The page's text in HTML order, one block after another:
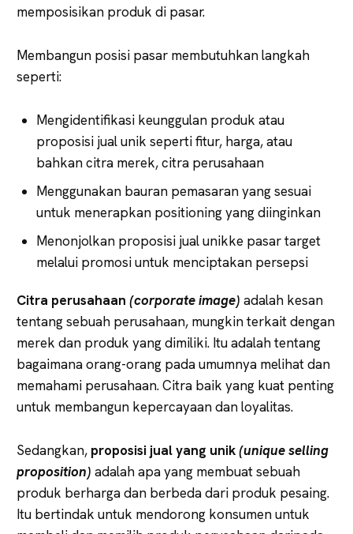
memposisikan produk di pasar.
Membangun posisi pasar membutuhkan langkah
seperti:
Mengidentifikasi keunggulan produk atau
proposisi jual unik seperti fitur, harga, atau
bahkan citra merek, citra perusahaan
Menggunakan bauran pemasaran yang sesuai
untuk menerapkan positioning yang diinginkan
Menonjolkan proposisi jual unikke pasar target
melalui promosi untuk menciptakan persepsi
Citra perusahaan (corporate image) adalah kesan
tentang sebuah perusahaan, mungkin terkait dengan
merek dan produk yang dimiliki. Itu adalah tentang
bagaimana orang-orang pada umumnya melihat dan
memahami perusahaan. Citra baik yang kuat penting
untuk membangun kepercayaan dan loyalitas.
Sedangkan, proposisi jual yang unik(unique selling
proposition) adalah apa yang membuat sebuah
produk berharga dan berbeda dari produk pesaing.
Itu bertindak untuk mendorong konsumen untuk